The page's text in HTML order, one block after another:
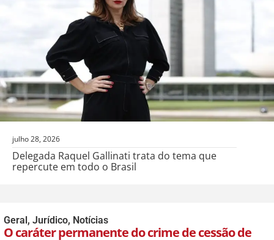
julho 28, 2026
Delegada Raquel Gallinati trata do tema que
repercute em todo o Brasil
Geral, Jurídico, Notícias
O caráter permanente do crime de cessão de